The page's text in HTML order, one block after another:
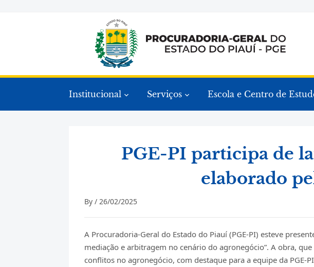
Institucional Serviços Escola e Centro de
PGE-PI participa de
elaborado
By /26/02/2025
A Procuradoria-Geral do Estado do Piauí (PGE-PI) esteve
mediação e arbitragem no cenário do agronegócio”. A obra,
conflitos no agronegócio, com destaque para a equipe da PGE-